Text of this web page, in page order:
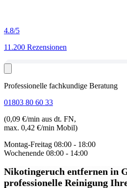
4.8/5
11.200 Rezensionen
Professionelle fachkundige Beratung
01803 80 60 33
(0,09 €/min aus dt. FN,
max. 0,42 €/min Mobil)
Montag-Freitag 08:00 - 18:00
Wochenende 08:00 - 14:00
Nikotingeruch entfernen in
professionelle Reinigung